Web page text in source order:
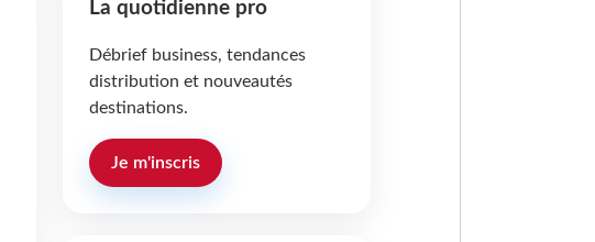
La quotidienne pro
Débrief business, tendances
distribution et nouveautés
destinations.
Je m'inscris